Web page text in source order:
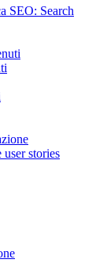
SEO: Search
stories